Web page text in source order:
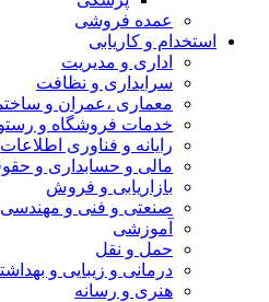
عمده فروشی
استخدام و کاریابی
اداری و مدیریت
سرایداری و نظافت
معماری ،عمران و
خدمات فروشگاه و
رایانه و فناوری اطلاعات
مالی و حسابداری و
بازاریابی و فروش
صنعتی و فنی و مهندسی
آموزشی
حمل و نقل
درمانی و زیبایی و
هنری و رسانه